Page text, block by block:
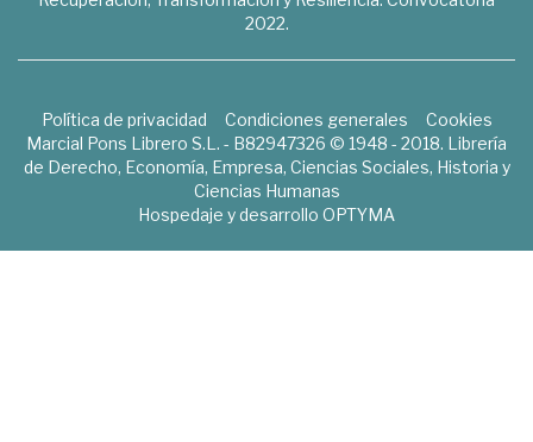
2022.
Política de privacidad Condiciones generales
Cookies
Marcial Pons Librero S.L. - B82947326 © 1948 - 2018. Librería
de Derecho, Economía, Empresa, Ciencias Sociales, Historia y
Ciencias Humanas
Hospedaje y desarrollo OPTYMA